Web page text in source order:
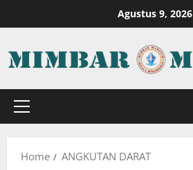
to
Agustus 9, 2026
Primary
Home ANGKUTAN DARAT